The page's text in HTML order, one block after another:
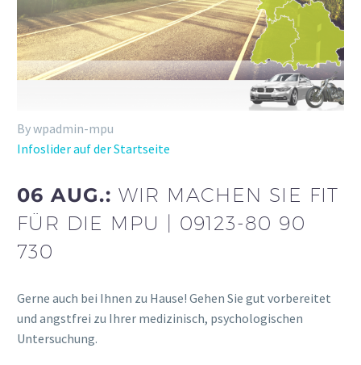
By wpadmin-mpu
Infoslider auf der Startseite
06 AUG.: WIR MACHEN SIE FIT
FÜR DIE MPU | 09123-80 90
730
Gerne auch bei Ihnen zu Hause! Gehen Sie gut vorbereitet
und angstfrei zu Ihrer medizinisch, psychologischen
Untersuchung.